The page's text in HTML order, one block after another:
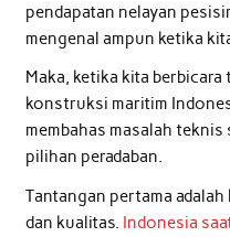
pendapatan nelayan
mengenal ampun ketika
Maka, ketika kita
konstruksi maritim
membahas masalah
pilihan peradaban.
Tantangan pertama
dan kualitas. Indonesia